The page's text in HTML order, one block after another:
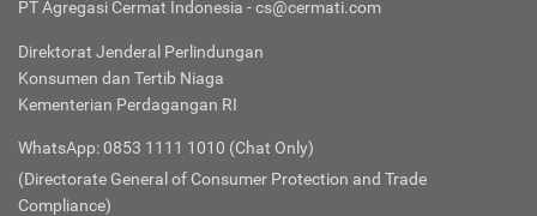
PT Agregasi Cermat Indonesia - cs@cermati.com
Direktorat Jenderal Perlindungan
Konsumen dan Tertib Niaga
Kementerian Perdagangan RI
WhatsApp: 0853 1111 1010 (Chat Only)
(Directorate General of Consumer Protection and Trade
Compliance)